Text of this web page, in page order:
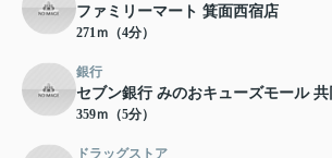
ファミリーマート 箕面西宿店
271ｍ（4分）
銀行
セブン銀行 みのおキューズモール
359ｍ（5分）
ドラッグストア